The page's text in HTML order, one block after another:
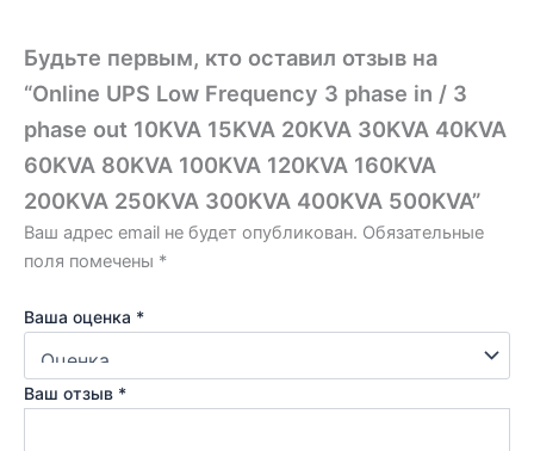
Будьте первым, кто оставил отзыв на
“Online UPS Low Frequency 3 phase in / 3
phase out 10KVA 15KVA 20KVA 30KVA 40KVA
60KVA 80KVA 100KVA 120KVA 160KVA
200KVA 250KVA 300KVA 400KVA 500KVA”
Ваш адрес email не будет опубликован. Обязательные
поля помечены *
Ваша оценка *
Ваш отзыв *